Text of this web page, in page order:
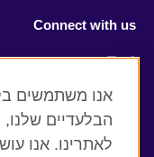
Connect with us
RSS
הבלעדיים
לאתרינו. אנו